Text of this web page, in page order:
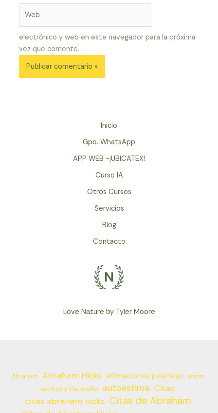
electrónico y web en este navegador para la próxima
vez que comente.
Inicio
Gpo. WhatsApp
APP WEB -¡UBICATEX!
Curso IA
Otros Cursos
Servicios
Blog
Contacto
Love Nature by Tyler Moore
Abraham Abraham Hicks afirmaciones positivas
amor
anthony de mello
autoestima Citas
citas abraham hicks Citas de Abraham